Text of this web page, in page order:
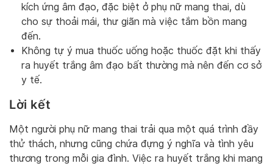
kích ứng âm đạo, đặc biệt ở phụ nữ mang thai, dù
cho sự thoải mái, thư giãn mà việc tắm bồn mang
đến.
Không tự ý mua thuốc uống hoặc thuốc đặt khi thấy
ra huyết trắng âm đạo bất thường mà nên đến cơ sở
y tế.
Lời kết
Một người phụ nữ mang thai trải qua một quá trình đầy
thử thách, nhưng cũng chứa đựng ý nghĩa và tình yêu
thương trong mỗi gia đình. Việc ra huyết trắng khi mang